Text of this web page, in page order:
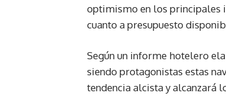
optimismo en los principales
cuanto a presupuesto
Según un informe hotelero
siendo protagonistas estas
tendencia alcista y alcanzará